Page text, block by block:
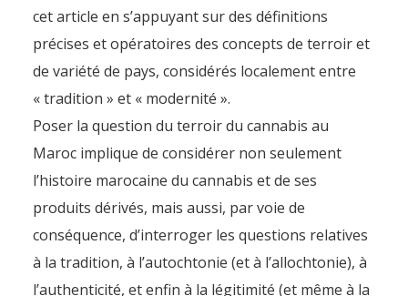
cet article en s’appuyant sur des définitions
précises et opératoires des concepts de terroir et
de variété de pays, considérés localement entre
« tradition » et « modernité ».
Poser la question du terroir du cannabis au
Maroc implique de considérer non seulement
l’histoire marocaine du cannabis et de ses
produits dérivés, mais aussi, par voie de
conséquence, d’interroger les questions relatives
à la tradition, à l’autochtonie (et à l’allochtonie), à
l’authenticité, et enfin à la légitimité (et même à la